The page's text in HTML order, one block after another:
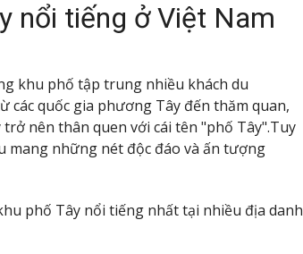
nổi tiếng ở Việt Nam
khu phố tập trung nhiều khách du
các quốc gia phương Tây đến thăm quan,
nên thân quen với cái tên "phố Tây".Tuy
mang những nét độc đáo và ấn tượng
phố Tây nổi tiếng nhất tại nhiều địa danh